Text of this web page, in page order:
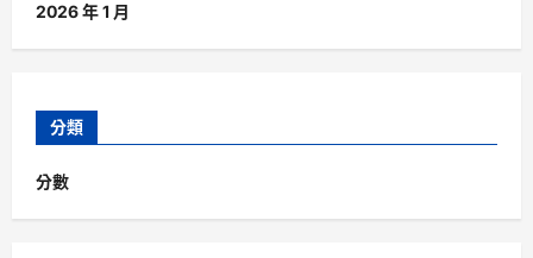
2026 年 1 月
分類
分數